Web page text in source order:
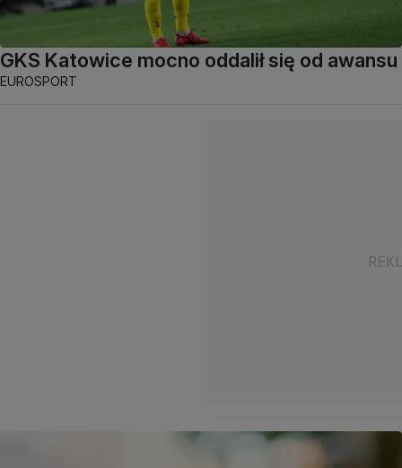
GKS Katowice mocno oddalił się od awansu
EUROSPORT